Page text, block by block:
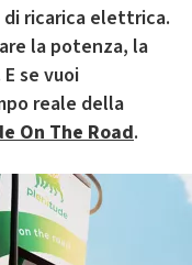
ricarica elettrica.
la potenza, la
se vuoi
reale della
On The Road.